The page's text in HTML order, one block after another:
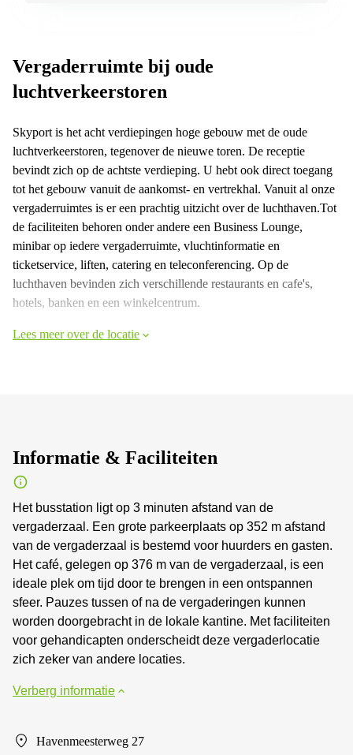
Vergaderruimte bij oude
luchtverkeerstoren
Skyport is het acht verdiepingen hoge gebouw met de oude
luchtverkeerstoren, tegenover de nieuwe toren. De receptie
bevindt zich op de achtste verdieping. U hebt ook direct toegang
tot het gebouw vanuit de aankomst- en vertrekhal. Vanuit al onze
vergaderruimtes is er een prachtig uitzicht over de luchthaven.Tot
de faciliteiten behoren onder andere een Business Lounge,
minibar op iedere vergaderruimte, vluchtinformatie en
ticketservice, liften, catering en teleconferencing. Op de
luchthaven bevinden zich verschillende restaurants en cafe's,
hotels, banken en een winkelcentrum.
Lees meer over de locatie
Informatie & Faciliteiten
Het busstation ligt op 3 minuten afstand van de
vergaderzaal. Een grote parkeerplaats op 352 m afstand
van de vergaderzaal is bestemd voor huurders en gasten.
Het café, gelegen op 376 m van de vergaderzaal, is een
ideale plek om tijd door te brengen in een ontspannen
sfeer. Pauzes tussen of na de vergaderingen kunnen
worden doorgebracht in de lokale kantine. Met faciliteiten
voor gehandicapten onderscheidt deze vergaderlocatie
zich zeker van andere locaties.
Verberg informatie
Havenmeesterweg 27